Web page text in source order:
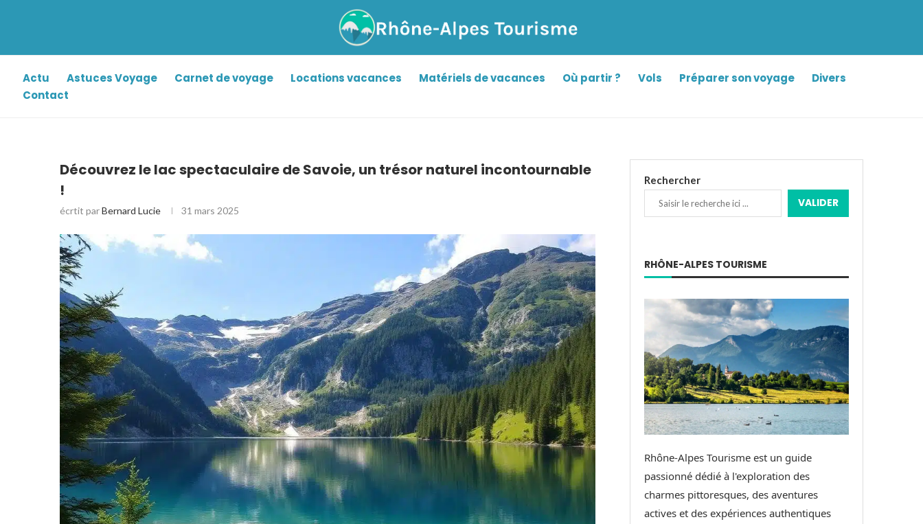
Actu Astuces Voyage Carnet de voyage Locations vacances Matériels de vacances Où partir ? Vols Préparer son voyage
Divers
Contact
Découvrez le lac spectaculaire de Savoie, un trésor naturel incontournable
!
écrtit parBernard Lucie 31 mars 2025
Rechercher
VALIDER
RHÔNE-ALPES TOURISME
Rhône-Alpes Tourisme est un guide
passionné dédié à l'exploration des
charmes pittoresques, des aventures
actives et des expériences authentiques